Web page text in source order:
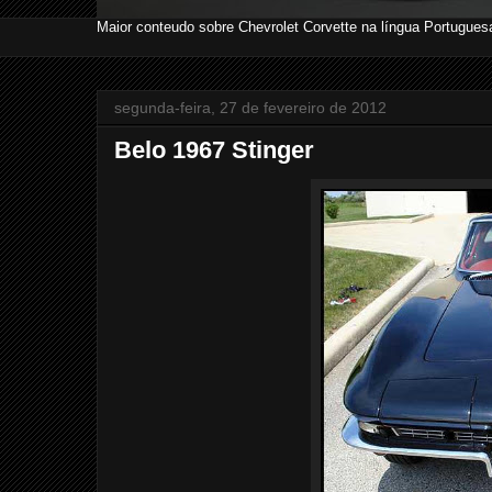
Maior conteudo sobre Chevrolet Corvette na língua
segunda-feira, 27 de fevereiro de 2012
Belo 1967 Stinger